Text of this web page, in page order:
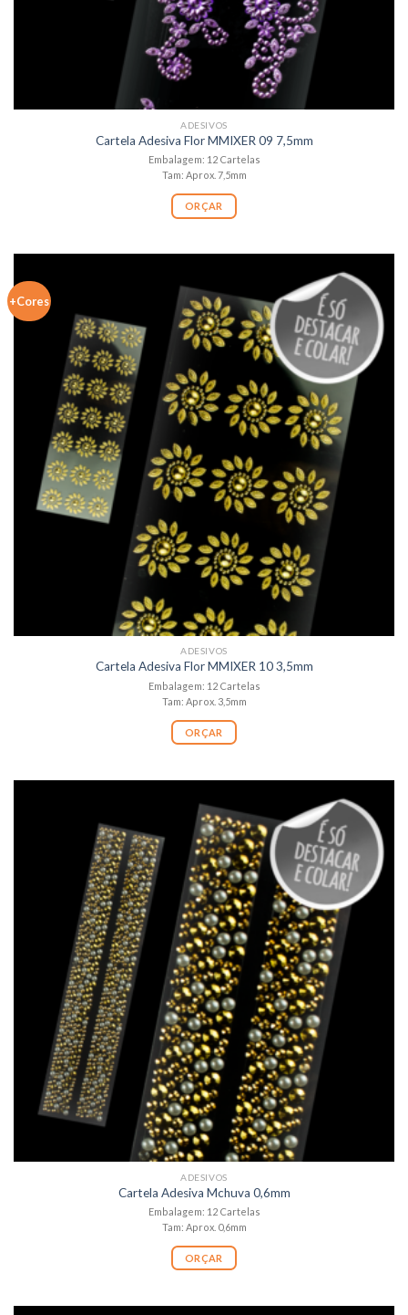
ADESIVOS
Cartela Adesiva Flor MMIXER 09 7,5mm
Embalagem: 12 Cartelas
Tam: Aprox. 7,5mm
ORÇAR
+Cores
ADESIVOS
Cartela Adesiva Flor MMIXER 10 3,5mm
Embalagem: 12 Cartelas
Tam: Aprox. 3,5mm
ORÇAR
ADESIVOS
Cartela Adesiva Mchuva 0,6mm
Embalagem: 12 Cartelas
Tam: Aprox. 0,6mm
ORÇAR